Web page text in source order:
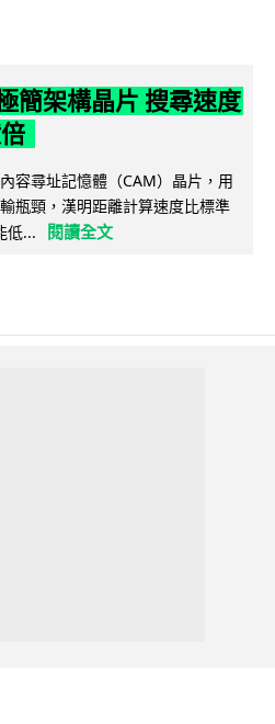
簡架構晶片 搜尋速度
容尋址記憶體（CAM）晶片，用
瓶頸，漢明距離計算速度比標準
低...
閱讀全文